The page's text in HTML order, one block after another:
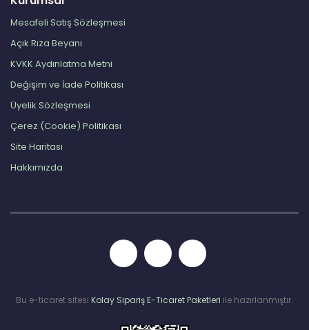
Mesafeli Satış Sözleşmesi
Açık Rıza Beyanı
KVKK Aydınlatma Metni
Değişim ve İade Politikası
Üyelik Sözleşmesi
Çerez (Cookie) Politikası
Site Haritası
Hakkımızda
Bu e-ticaret sitesi Kolay Sipariş E-Ticaret Paketleri ile hazırlanmıştır.